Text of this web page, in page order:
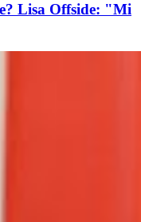
Lisa Offside: "Mi